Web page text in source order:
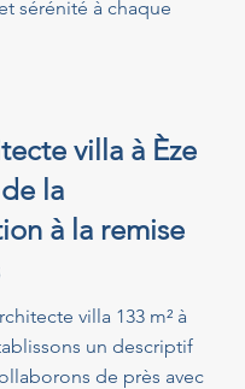
sérénité à chaque
villa à Èze
la
à la remise
villa 133 m² à
un descriptif
de près avec